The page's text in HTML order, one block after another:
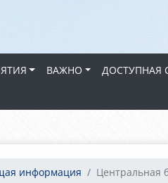
ВАЖНО ДОСТУПНАЯ
информация Центральная